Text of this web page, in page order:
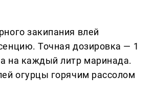
закипания влей
Точная дозировка — 1
на каждый литр маринада.
огурцы горячим рассолом